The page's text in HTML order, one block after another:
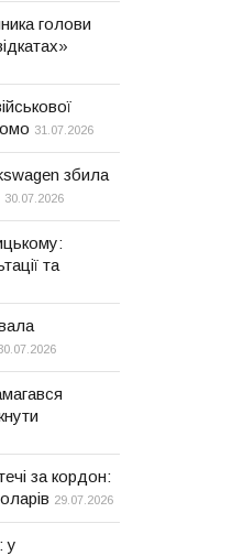
голови
31.07.2026
збила
30.07.2026
та
за кордон:
29.07.2026
у